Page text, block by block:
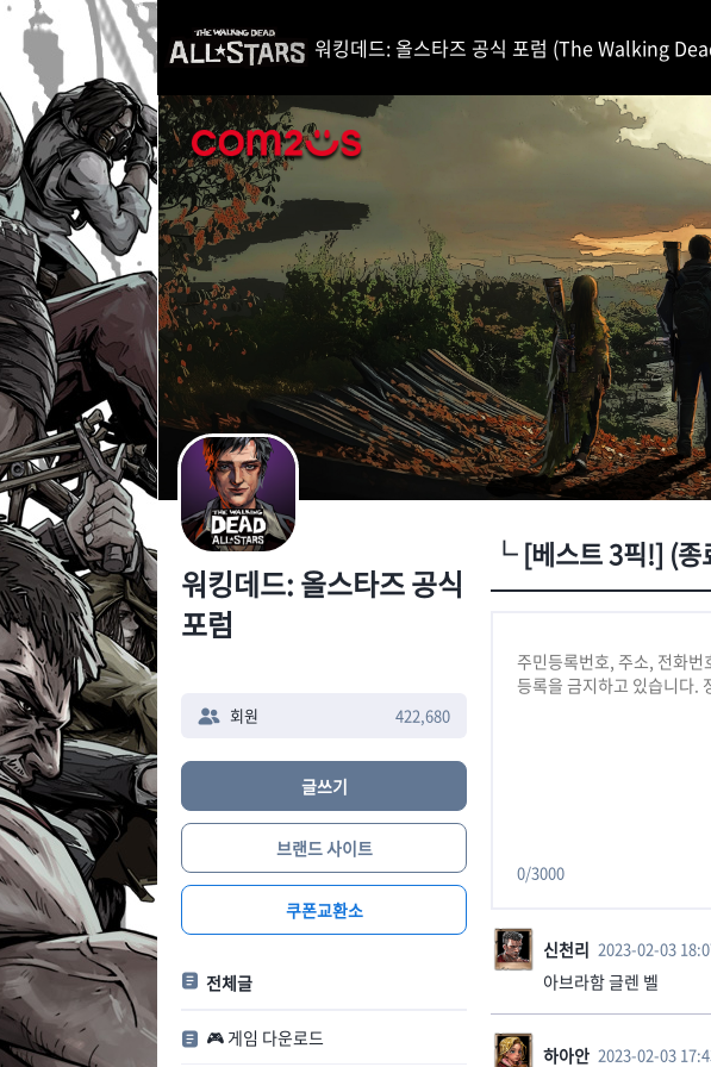
o
C
o
n
t
e
n
t
워킹데드: 올스타즈 공식 포럼 (The Walking
공지사항 📢
워킹데드: 올스타즈 공식
포럼
회원 422,680
글쓰기
브랜드 사이트
쿠폰교환소
전체글
🎮 게임 다운로드
└ [베스트 3픽!] (종
0/3000
신천리 2023-02-03
아브라함 글렌 벨
하아안 2023-02-03